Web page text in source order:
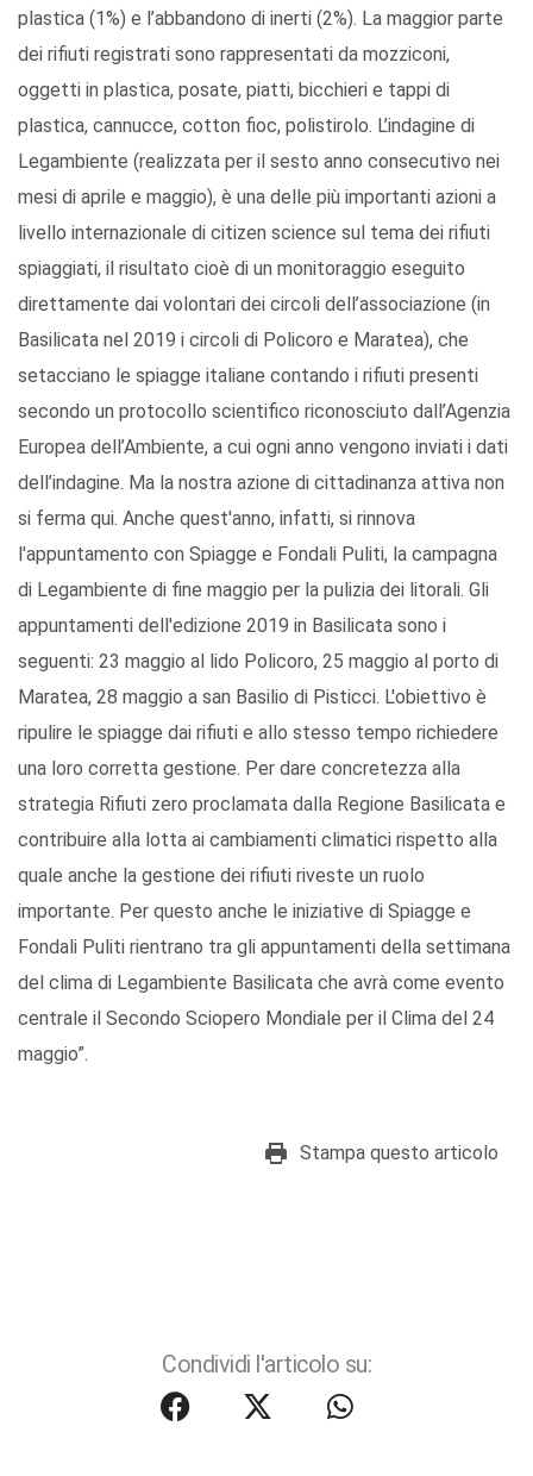
plastica (1%) e l’abbandono di inerti (2%). La maggior parte
dei rifiuti registrati sono rappresentati da mozziconi,
oggetti in plastica, posate, piatti, bicchieri e tappi di
plastica, cannucce, cotton fioc, polistirolo. L’indagine di
Legambiente (realizzata per il sesto anno consecutivo nei
mesi di aprile e maggio), è una delle più importanti azioni a
livello internazionale di citizen science sul tema dei rifiuti
spiaggiati, il risultato cioè di un monitoraggio eseguito
direttamente dai volontari dei circoli dell’associazione (in
Basilicata nel 2019 i circoli di Policoro e Maratea), che
setacciano le spiagge italiane contando i rifiuti presenti
secondo un protocollo scientifico riconosciuto dall’Agenzia
Europea dell’Ambiente, a cui ogni anno vengono inviati i dati
dell’indagine. Ma la nostra azione di cittadinanza attiva non
si ferma qui. Anche quest'anno, infatti, si rinnova
l'appuntamento con Spiagge e Fondali Puliti, la campagna
di Legambiente di fine maggio per la pulizia dei litorali. Gli
appuntamenti dell'edizione 2019 in Basilicata sono i
seguenti: 23 maggio al lido Policoro, 25 maggio al porto di
Maratea, 28 maggio a san Basilio di Pisticci. L'obiettivo è
ripulire le spiagge dai rifiuti e allo stesso tempo richiedere
una loro corretta gestione. Per dare concretezza alla
strategia Rifiuti zero proclamata dalla Regione Basilicata e
contribuire alla lotta ai cambiamenti climatici rispetto alla
quale anche la gestione dei rifiuti riveste un ruolo
importante. Per questo anche le iniziative di Spiagge e
Fondali Puliti rientrano tra gli appuntamenti della settimana
del clima di Legambiente Basilicata che avrà come evento
centrale il Secondo Sciopero Mondiale per il Clima del 24
maggio”.
Stampa questo articolo
Condividi l'articolo su: